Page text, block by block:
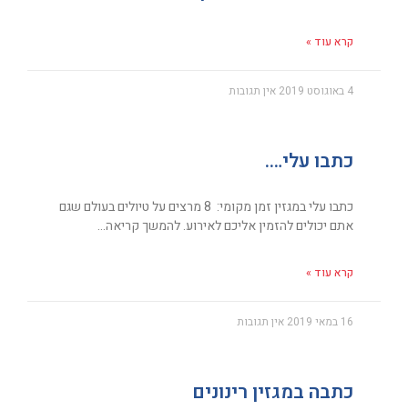
קרא עוד »
4 באוגוסט 2019 אין תגובות
כתבו עלי….
כתבו עלי במגזין זמן מקומי: 8 מרצים על טיולים בעולם שגם
אתם יכולים להזמין אליכם לאירוע. להמשך קריאה…
קרא עוד »
16 במאי 2019 אין תגובות
כתבה במגזין רינונים